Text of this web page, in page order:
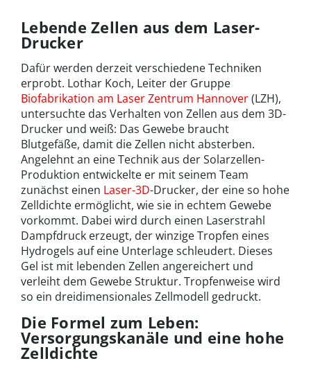
Lebende Zellen aus dem Laser-
Drucker
Dafür werden derzeit verschiedene Techniken
erprobt. Lothar Koch, Leiter der Gruppe
Biofabrikation am Laser Zentrum Hannover(LZH),
untersuchte das Verhalten von Zellen aus dem 3D-
Drucker und weiß: Das Gewebe braucht
Blutgefäße, damit die Zellen nicht absterben.
Angelehnt an eine Technik aus der Solarzellen-
Produktion entwickelte er mit seinem Team
zunächst einen Laser-3D-Drucker, der eine so hohe
Zelldichte ermöglicht, wie sie in echtem Gewebe
vorkommt. Dabei wird durch einen Laserstrahl
Dampfdruck erzeugt, der winzige Tropfen eines
Hydrogels auf eine Unterlage schleudert. Dieses
Gel ist mit lebenden Zellen angereichert und
verleiht dem Gewebe Struktur. Tropfenweise wird
so ein dreidimensionales Zellmodell gedruckt.
Die Formel zum Leben:
Versorgungskanäle und eine hohe
Zelldichte